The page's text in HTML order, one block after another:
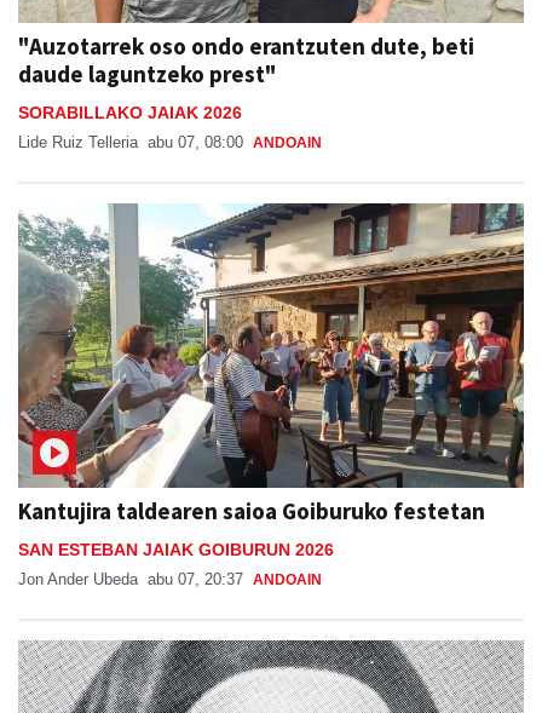
"Auzotarrek oso ondo erantzuten dute, beti
daude laguntzeko prest"
SORABILLAKO JAIAK 2026
Lide Ruiz Telleria abu 07, 08:00 ANDOAIN
Kantujira taldearen saioa Goiburuko festetan
SAN ESTEBAN JAIAK GOIBURUN 2026
Jon Ander Ubeda abu 07, 20:37 ANDOAIN